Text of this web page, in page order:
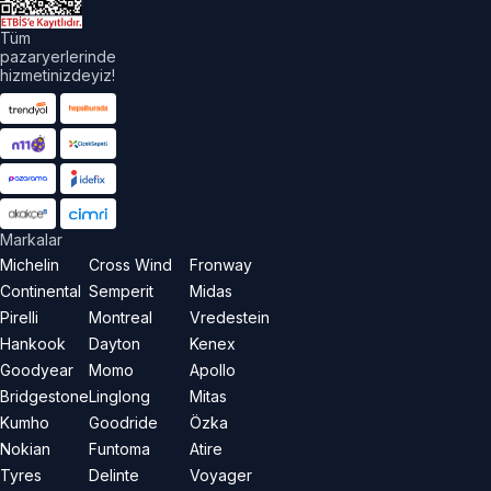
Tüm
pazaryerlerinde
hizmetinizdeyiz!
Markalar
Michelin
Continental
Pirelli
Hankook
Goodyear
Bridgestone
Kumho
Nokian
Tyres
Cross Wind
Semperit
Montreal
Dayton
Momo
Linglong
Goodride
Funtoma
Delinte
Fronway
Midas
Vredestein
Kenex
Apollo
Mitas
Özka
Atire
Voyager